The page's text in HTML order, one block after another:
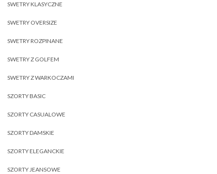
SWETRY KLASYCZNE
SWETRY OVERSIZE
SWETRY ROZPINANE
SWETRY Z GOLFEM
SWETRY Z WARKOCZAMI
SZORTY BASIC
SZORTY CASUALOWE
SZORTY DAMSKIE
SZORTY ELEGANCKIE
SZORTY JEANSOWE